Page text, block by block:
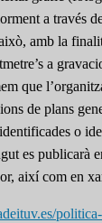
a través
amb la
a
que
de plans
o
es publicarà
així com en